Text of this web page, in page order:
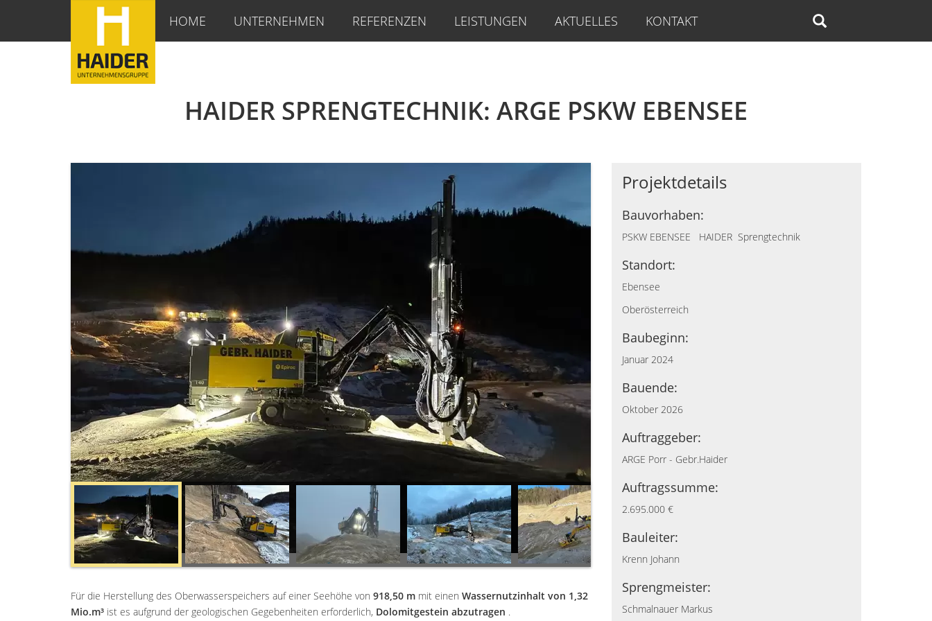
HOME UNTERNEHMEN REFERENZEN LEISTUNGEN AKTUELLES KONTAKT
HAIDER SPRENGTECHNIK: ARGE PSKW EBENSEE
Für die Herstellung des Oberwasserspeichers auf einer Seehöhe von 918,50 m mit einen Wassernutzinhalt von 1,32
Mio.m³ ist es aufgrund der geologischen Gegebenheiten erforderlich, Dolomitgestein abzutragen .
Projektdetails
Bauvorhaben:
PSKW EBENSEE HAIDER Sprengtechnik
Standort:
Ebensee
Oberösterreich
Baubeginn:
Januar 2024
Bauende:
Oktober 2026
Auftraggeber:
ARGE Porr - Gebr.Haider
Auftragssumme:
2.695.000 €
Bauleiter:
Krenn Johann
Sprengmeister:
Schmalnauer Markus